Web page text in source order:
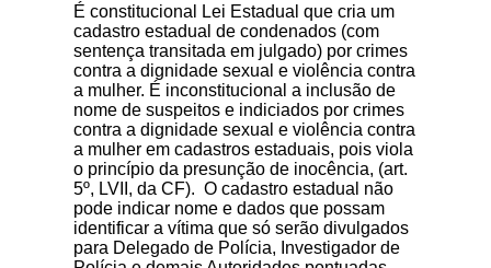
É constitucional Lei Estadual que cria um
cadastro estadual de condenados (com
sentença transitada em julgado) por crimes
contra a dignidade sexual e violência contra
a mulher. É inconstitucional a inclusão de
nome de suspeitos e indiciados por crimes
contra a dignidade sexual e violência contra
a mulher em cadastros estaduais, pois viola
o princípio da presunção de inocência, (art.
5º, LVII, da CF). O cadastro estadual não
pode indicar nome e dados que possam
identificar a vítima que só serão divulgados
para Delegado de Polícia, Investigador de